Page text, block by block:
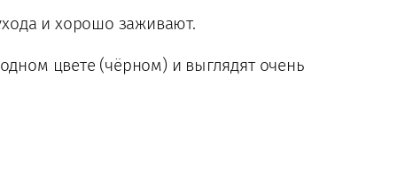
и хорошо заживают.
цвете (чёрном) и выглядят очень